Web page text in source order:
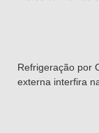
Refrigeração por
externa interfira